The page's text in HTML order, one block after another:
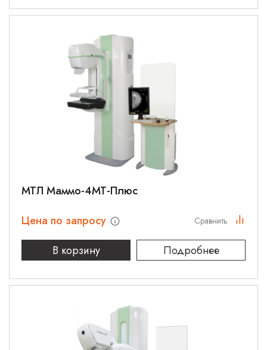
МТЛ Маммо-4МТ-Плюс
Цена по запросу
В корзину
Подробнее
Сравнить